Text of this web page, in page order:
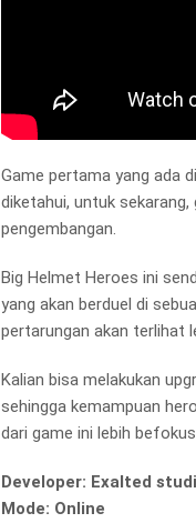
Game pertama yang ada
diketahui, untuk
pengembangan.
Big Helmet Heroes ini
yang akan berduel di
pertarungan akan terlihat
Kalian bisa melakukan
sehingga kemampuan
dari game ini lebih
Developer: Exalted
Mode: Online